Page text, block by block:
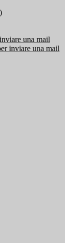
una mail
inviare una mail